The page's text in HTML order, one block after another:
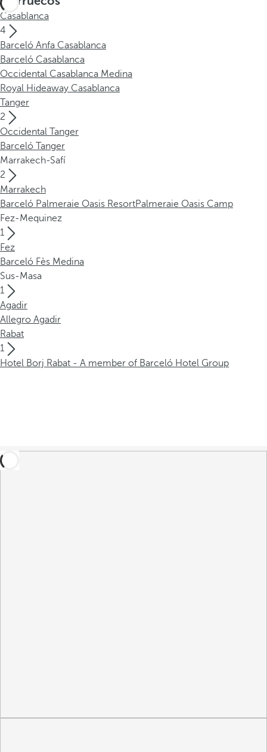
Casablanca
4
Barceló Anfa Casablanca
Barceló Casablanca
Occidental Casablanca Medina
Royal Hideaway Casablanca
Tanger
2
Occidental Tanger
Barceló Tanger
Marrakech-Safí
2
Marrakech
Barceló Palmeraie Oasis ResortPalmeraie Oasis Camp
Fez-Mequinez
1
Fez
Barceló Fès Medina
Sus-Masa
1
Agadir
Allegro Agadir
Rabat
1
Hotel Borj Rabat - A member of Barceló Hotel Group